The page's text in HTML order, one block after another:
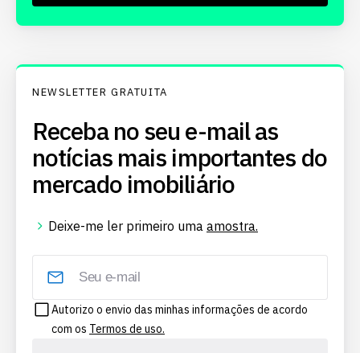
NEWSLETTER GRATUITA
Receba no seu e-mail as
notícias mais importantes do
mercado imobiliário
Deixe-me ler primeiro uma amostra.
Autorizo o envio das minhas informações de acordo
com os Termos de uso.